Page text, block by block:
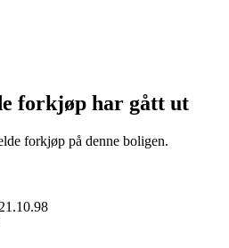
forkjøp har gått ut
forkjøp på denne boligen.
21.10.98